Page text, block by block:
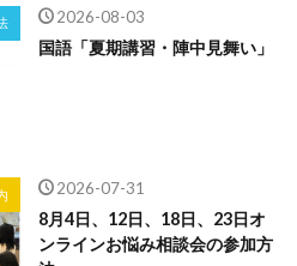
2026-08-03
国語「夏期講習・陣中見舞い」
2026-07-31
8月4日、12日、18日、23日オ
ンラインお悩み相談会の参加方